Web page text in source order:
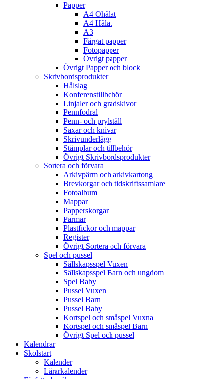
Papper
A4 Ohålat
A4 Hålat
A3
Färgat papper
Fotopapper
Övrigt papper
Övrigt Papper och block
Skrivbordsprodukter
Hålslag
Konferenstillbehör
Linjaler och gradskivor
Pennfodral
Penn- och prylställ
Saxar och knivar
Skrivunderlägg
Stämplar och tillbehör
Övrigt Skrivbordsprodukter
Sortera och förvara
Arkivpärm och arkivkartong
Brevkorgar och tidskriftssamlare
Fotoalbum
Mappar
Papperskorgar
Pärmar
Plastfickor och mappar
Register
Övrigt Sortera och förvara
Spel och pussel
Sällskapsspel Vuxen
Sällskapsspel Barn och ungdom
Spel Baby
Pussel Vuxen
Pussel Barn
Pussel Baby
Kortspel och småspel Vuxna
Kortspel och småspel Barn
Övrigt Spel och pussel
Kalendrar
Skolstart
Kalender
Lärarkalender